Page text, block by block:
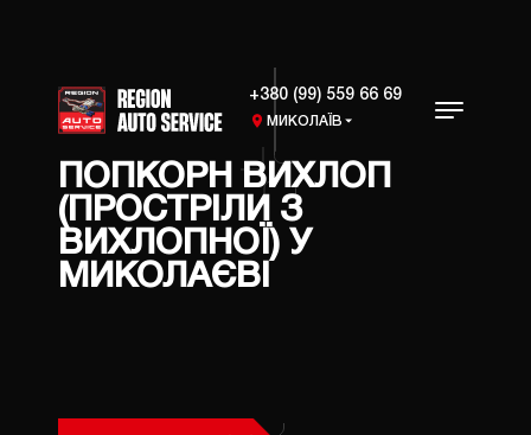
+380 (99) 559 66 69
МИКОЛАЇВ
ПОПКОРН ВИХЛОП
(ПРОСТРІЛИ З
ВИХЛОПНОЇ) У
МИКОЛАЄВІ